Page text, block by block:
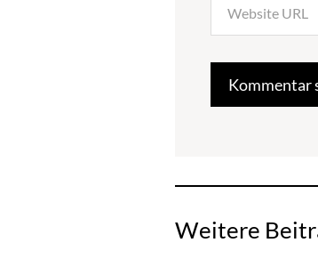
Weitere